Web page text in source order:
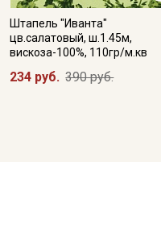
Штапель "Иванта"
цв.салатовый, ш.1.45м,
вискоза-100%, 110гр/м.кв
234 руб. 390 руб.